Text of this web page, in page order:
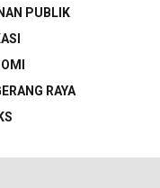
PUBLIK
RAYA